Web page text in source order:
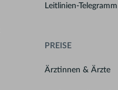
Leitlinien-Telegramm
PREISE
Ärztinnen & Ärzte